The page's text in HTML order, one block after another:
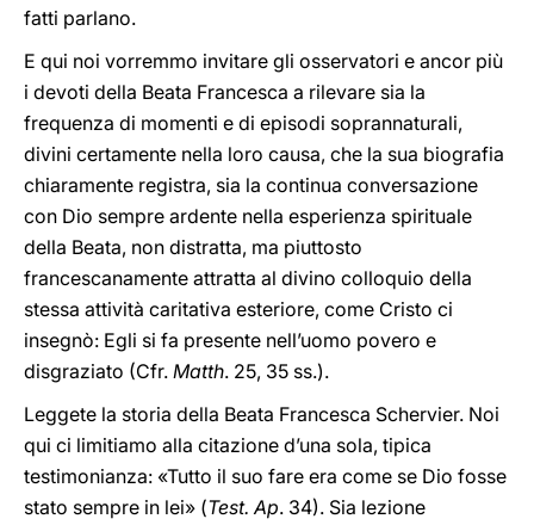
fatti parlano.
E qui noi vorremmo invitare gli osservatori e ancor più
i devoti della Beata Francesca a rilevare sia la
frequenza di momenti e di episodi soprannaturali,
divini certamente nella loro causa, che la sua biografia
chiaramente registra, sia la continua conversazione
con Dio sempre ardente nella esperienza spirituale
della Beata, non distratta, ma piuttosto
francescanamente attratta al divino colloquio della
stessa attività caritativa esteriore, come Cristo ci
insegnò: Egli si fa presente nell’uomo povero e
disgraziato (Cfr. Matth. 25, 35 ss.).
Leggete la storia della Beata Francesca Schervier. Noi
qui ci limitiamo alla citazione d’una sola, tipica
testimonianza: «Tutto il suo fare era come se Dio fosse
stato sempre in lei» (Test. Ap. 34). Sia lezione